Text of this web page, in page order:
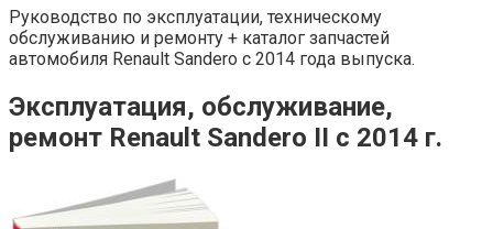
Руководство по эксплуатации, техническому
обслуживанию и ремонту + каталог запчастей
автомобиля Renault Sandero с 2014 года выпуска.
Эксплуатация, обслуживание,
ремонт Renault Sandero II с 2014 г.